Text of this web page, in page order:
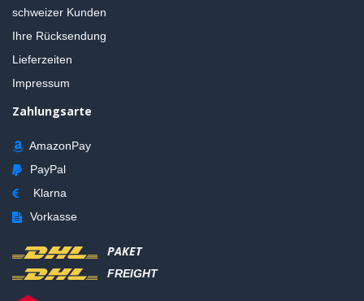
schweizer Kunden
Ihre Rücksendung
Lieferzeiten
Impressum
Zahlungsarte
AmazonPay
PayPal
Klarna
Vorkasse
PAKET
FREIGHT